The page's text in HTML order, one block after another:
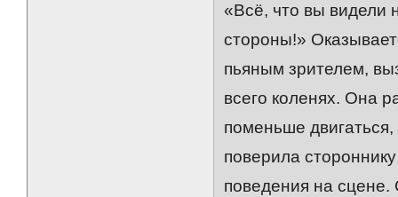
«Всё, что вы видели
стороны!»
пьяным зрителем,
всего коленях. Она
поменьше
поверила
поведения на